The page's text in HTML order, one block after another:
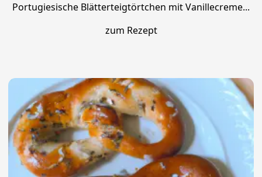
Portugiesische Blätterteigtörtchen mit Vanillecreme...
zum Rezept